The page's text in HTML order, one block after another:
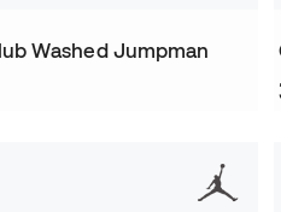
Washed Jumpman